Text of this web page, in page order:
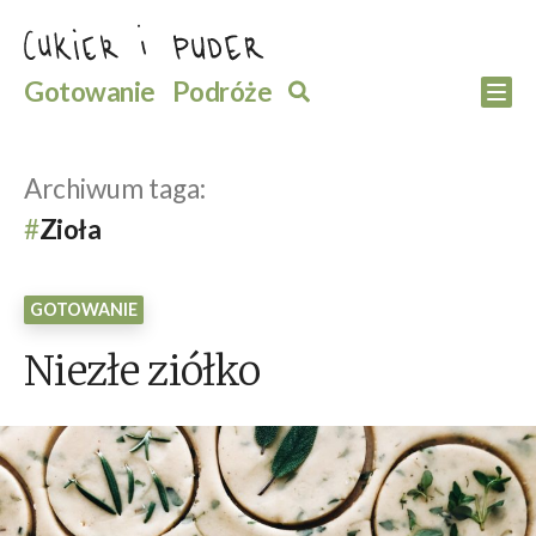
do
treści
Szukaj
Gotowanie Podróże Szukaj
Archiwum taga:
Zioła
GOTOWANIE
Niezłe ziółko